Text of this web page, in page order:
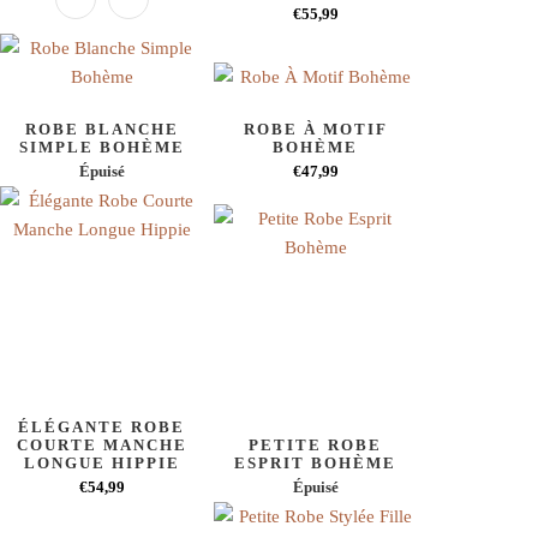
€55,99
ROBE BLANCHE
SIMPLE BOHÈME
Épuisé
ROBE À MOTIF
BOHÈME
€47,99
ÉLÉGANTE ROBE
COURTE MANCHE
LONGUE HIPPIE
€54,99
PETITE ROBE
ESPRIT BOHÈME
Épuisé